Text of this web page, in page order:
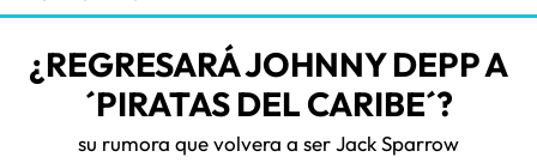
¿REGRESARÁ JOHNNY DEPP A
´PIRATAS DEL CARIBE´?
su rumora que volvera a ser Jack Sparrow